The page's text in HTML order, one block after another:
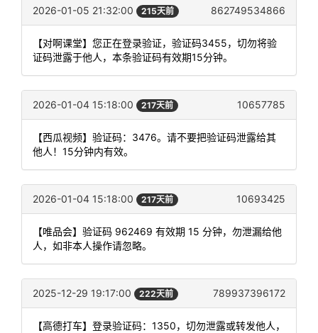
2026-01-05 21:32:00 215天前 862749534866
【对啊课堂】您正在登录验证，验证码3455，切勿将验
证码泄露于他人，本条验证码有效期15分钟。
2026-01-04 15:18:00 217天前 10657785
【西瓜视频】验证码：3476。请不要把验证码泄露给其
他人！15分钟内有效。
2026-01-04 15:18:00 217天前 10693425
【唯品会】验证码 962469 有效期 15 分钟，勿泄漏给他
人，如非本人操作请忽略。
2025-12-29 19:17:00 222天前 789937396172
【高德打车】登录验证码：1350，切勿泄露或转发他人，